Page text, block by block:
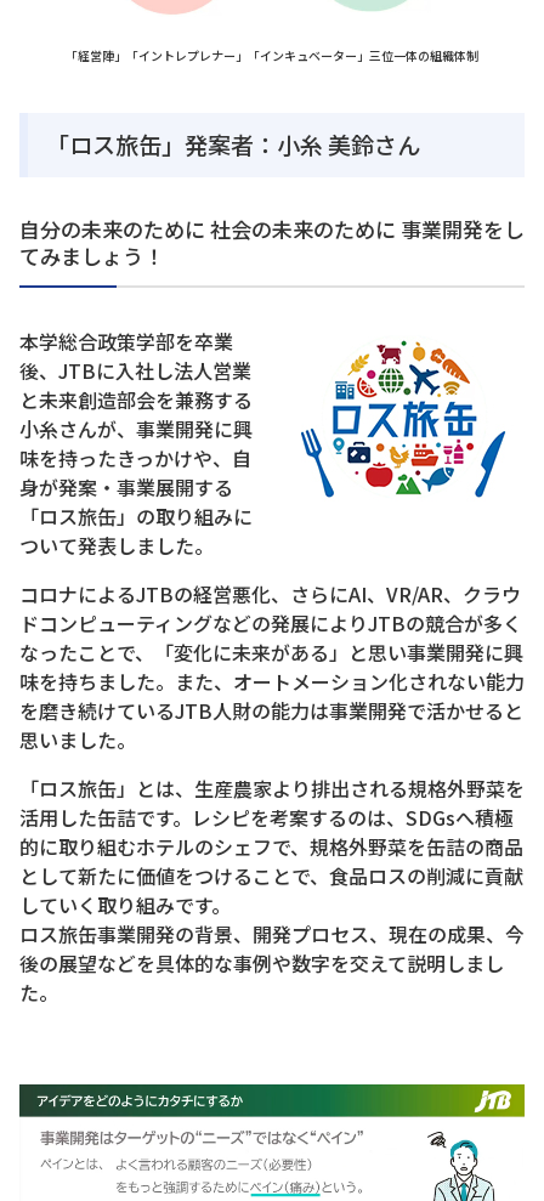
「経営陣」「イントレプレナー」「インキュベーター」三位一体の組織体制
「ロス旅缶」発案者：小糸 美鈴さん
自分の未来のために 社会の未来のために 事業開発をし
てみましょう！
本学総合政策学部を卒業
後、JTBに入社し法人営業
と未来創造部会を兼務する
小糸さんが、事業開発に興
味を持ったきっかけや、自
身が発案・事業展開する
「ロス旅缶」の取り組みに
ついて発表しました。
コロナによるJTBの経営悪化、さらにAI、VR/AR、クラウ
ドコンピューティングなどの発展によりJTBの競合が多く
なったことで、「変化に未来がある」と思い事業開発に興
味を持ちました。また、オートメーション化されない能力
を磨き続けているJTB人財の能力は事業開発で活かせると
思いました。
「ロス旅缶」とは、生産農家より排出される規格外野菜を
活用した缶詰です。レシピを考案するのは、SDGsへ積極
的に取り組むホテルのシェフで、規格外野菜を缶詰の商品
として新たに価値をつけることで、食品ロスの削減に貢献
していく取り組みです。
ロス旅缶事業開発の背景、開発プロセス、現在の成果、今
後の展望などを具体的な事例や数字を交えて説明しまし
た。